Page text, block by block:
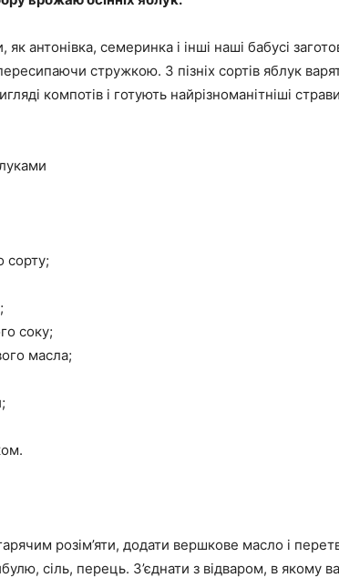
як антонівка, семеринка і інші наші бабусі
стружкою. З пізніх сортів яблук
компотів і готують найрізноманітніші
сорту;
соку;
масла;
розім’яти, додати вершкове масло і
сіль, перець. З’єднати з відваром, в якому